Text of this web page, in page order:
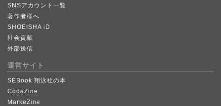
SNSアカウント一覧
著作者様へ
SHOEISHA iD
社会貢献
外部送信
運営サイト
SEBook 翔泳社の本
CodeZine
MarkeZine